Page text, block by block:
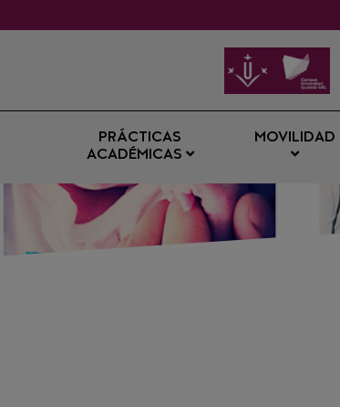
PRÁCTICAS
ACADÉMICAS
MOVILIDAD